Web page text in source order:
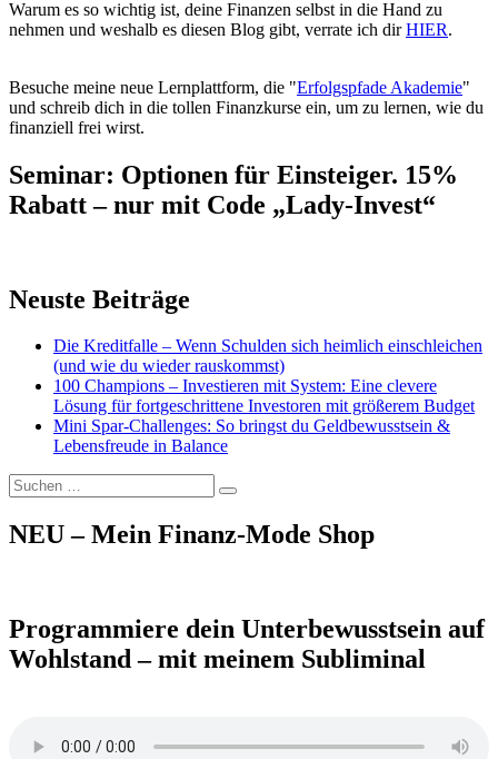
Warum es so wichtig ist, deine Finanzen selbst in die Hand zu
nehmen und weshalb es diesen Blog gibt, verrate ich dirHIER.
Besuche meine neue Lernplattform, die "Erfolgspfade Akademie"
und schreib dich in die tollen Finanzkurse ein, um zu lernen, wie du
finanziell frei wirst.
Seminar: Optionen für Einsteiger. 15%
Rabatt – nur mit Code „Lady-Invest“
Neuste Beiträge
Die Kreditfalle – Wenn Schulden sich heimlich einschleichen
(und wie du wieder rauskommst)
100 Champions – Investieren mit System: Eine clevere
Lösung für fortgeschrittene Investoren mit größerem Budget
Mini Spar-Challenges: So bringst du Geldbewusstsein &
Lebensfreude in Balance
Suchen
nach:
Suchen
NEU – Mein Finanz-Mode Shop
Programmiere dein Unterbewusstsein auf
Wohlstand – mit meinem Subliminal